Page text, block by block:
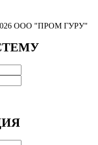
ООО "ПРОМ ГУРУ"